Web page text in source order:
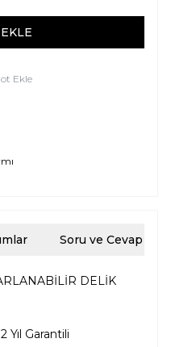
Ekle
Soru ve Cevap
DELİK
Yıl Garantili